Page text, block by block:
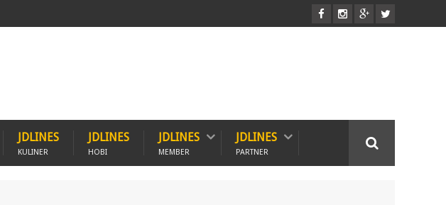
JDLINES
KULINER
JDLINES
HOBI
JDLINES
MEMBER
JDLINES
PARTNER